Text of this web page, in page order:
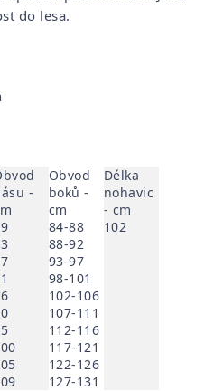
do lesa.
-
Obvod
boků -
cm
84-88
88-92
93-97
98-101
102-106
107-111
112-116
117-121
122-126
127-131
Délka
nohavic
- cm
102